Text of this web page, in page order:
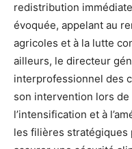
redistribution
évoquée, appelant au
agricoles et à la lutte
ailleurs, le directeur
interprofessionnel des
son intervention lors de
l’intensification et à
les filières